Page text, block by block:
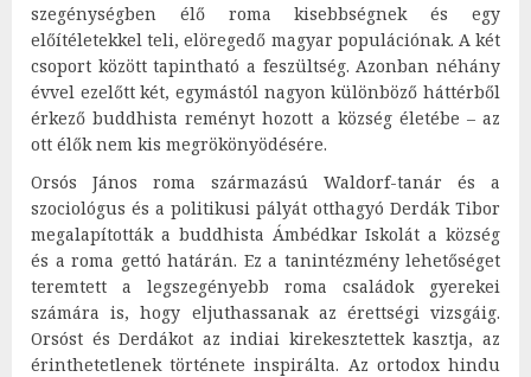
szegénységben élő roma kisebbségnek és egy
előítéletekkel teli, elöregedő magyar populációnak. A két
csoport között tapintható a feszültség. Azonban néhány
évvel ezelőtt két, egymástól nagyon különböző háttérből
érkező buddhista reményt hozott a község életébe – az
ott élők nem kis megrökönyödésére.
Orsós János roma származású Waldorf-tanár és a
szociológus és a politikusi pályát otthagyó Derdák Tibor
megalapították a buddhista Ámbédkar Iskolát a község
és a roma gettó határán. Ez a tanintézmény lehetőséget
teremtett a legszegényebb roma családok gyerekei
számára is, hogy eljuthassanak az érettségi vizsgáig.
Orsóst és Derdákot az indiai kirekesztettek kasztja, az
érinthetetlenek története inspirálta. Az ortodox hindu